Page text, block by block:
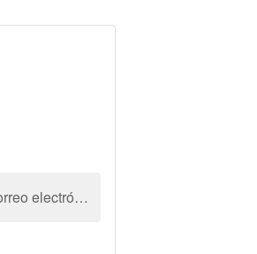
Dirección de correo electrónico